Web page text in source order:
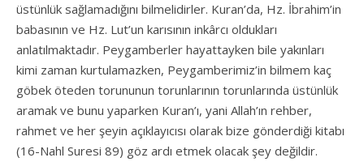
üstünlük sağlamadığını bilmelidirler. Kuran’da, Hz. İbrahim’in
babasının ve Hz. Lut’un karısının inkârcı oldukları
anlatılmaktadır. Peygamberler hayattayken bile yakınları
kimi zaman kurtulamazken, Peygamberimiz’in bilmem kaç
göbek öteden torununun torunlarının torunlarında üstünlük
aramak ve bunu yaparken Kuran’ı, yani Allah’ın rehber,
rahmet ve her şeyin açıklayıcısı olarak bize gönderdiği kitabı
(16-Nahl Suresi 89) göz ardı etmek olacak şey değildir.